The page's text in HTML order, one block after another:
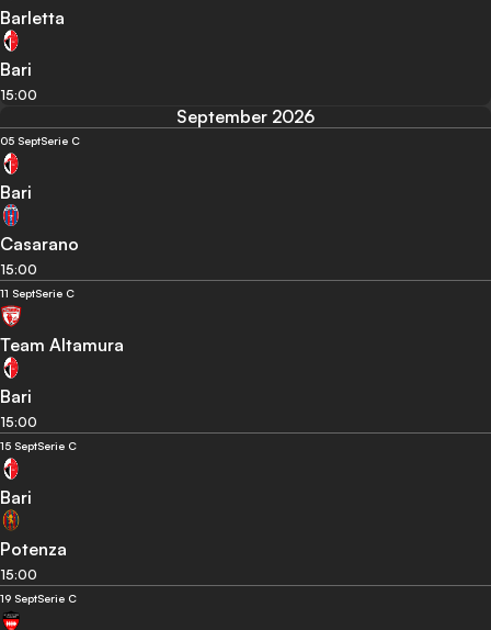
Barletta
Bari
15:00
September 2026
05 SeptSerie C
Bari
Casarano
15:00
11 SeptSerie C
Team Altamura
Bari
15:00
15 SeptSerie C
Bari
Potenza
15:00
19 SeptSerie C